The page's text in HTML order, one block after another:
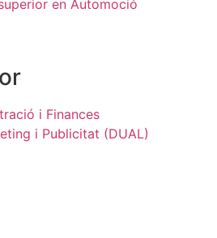
en Automoció
i Finances
i Publicitat (DUAL)